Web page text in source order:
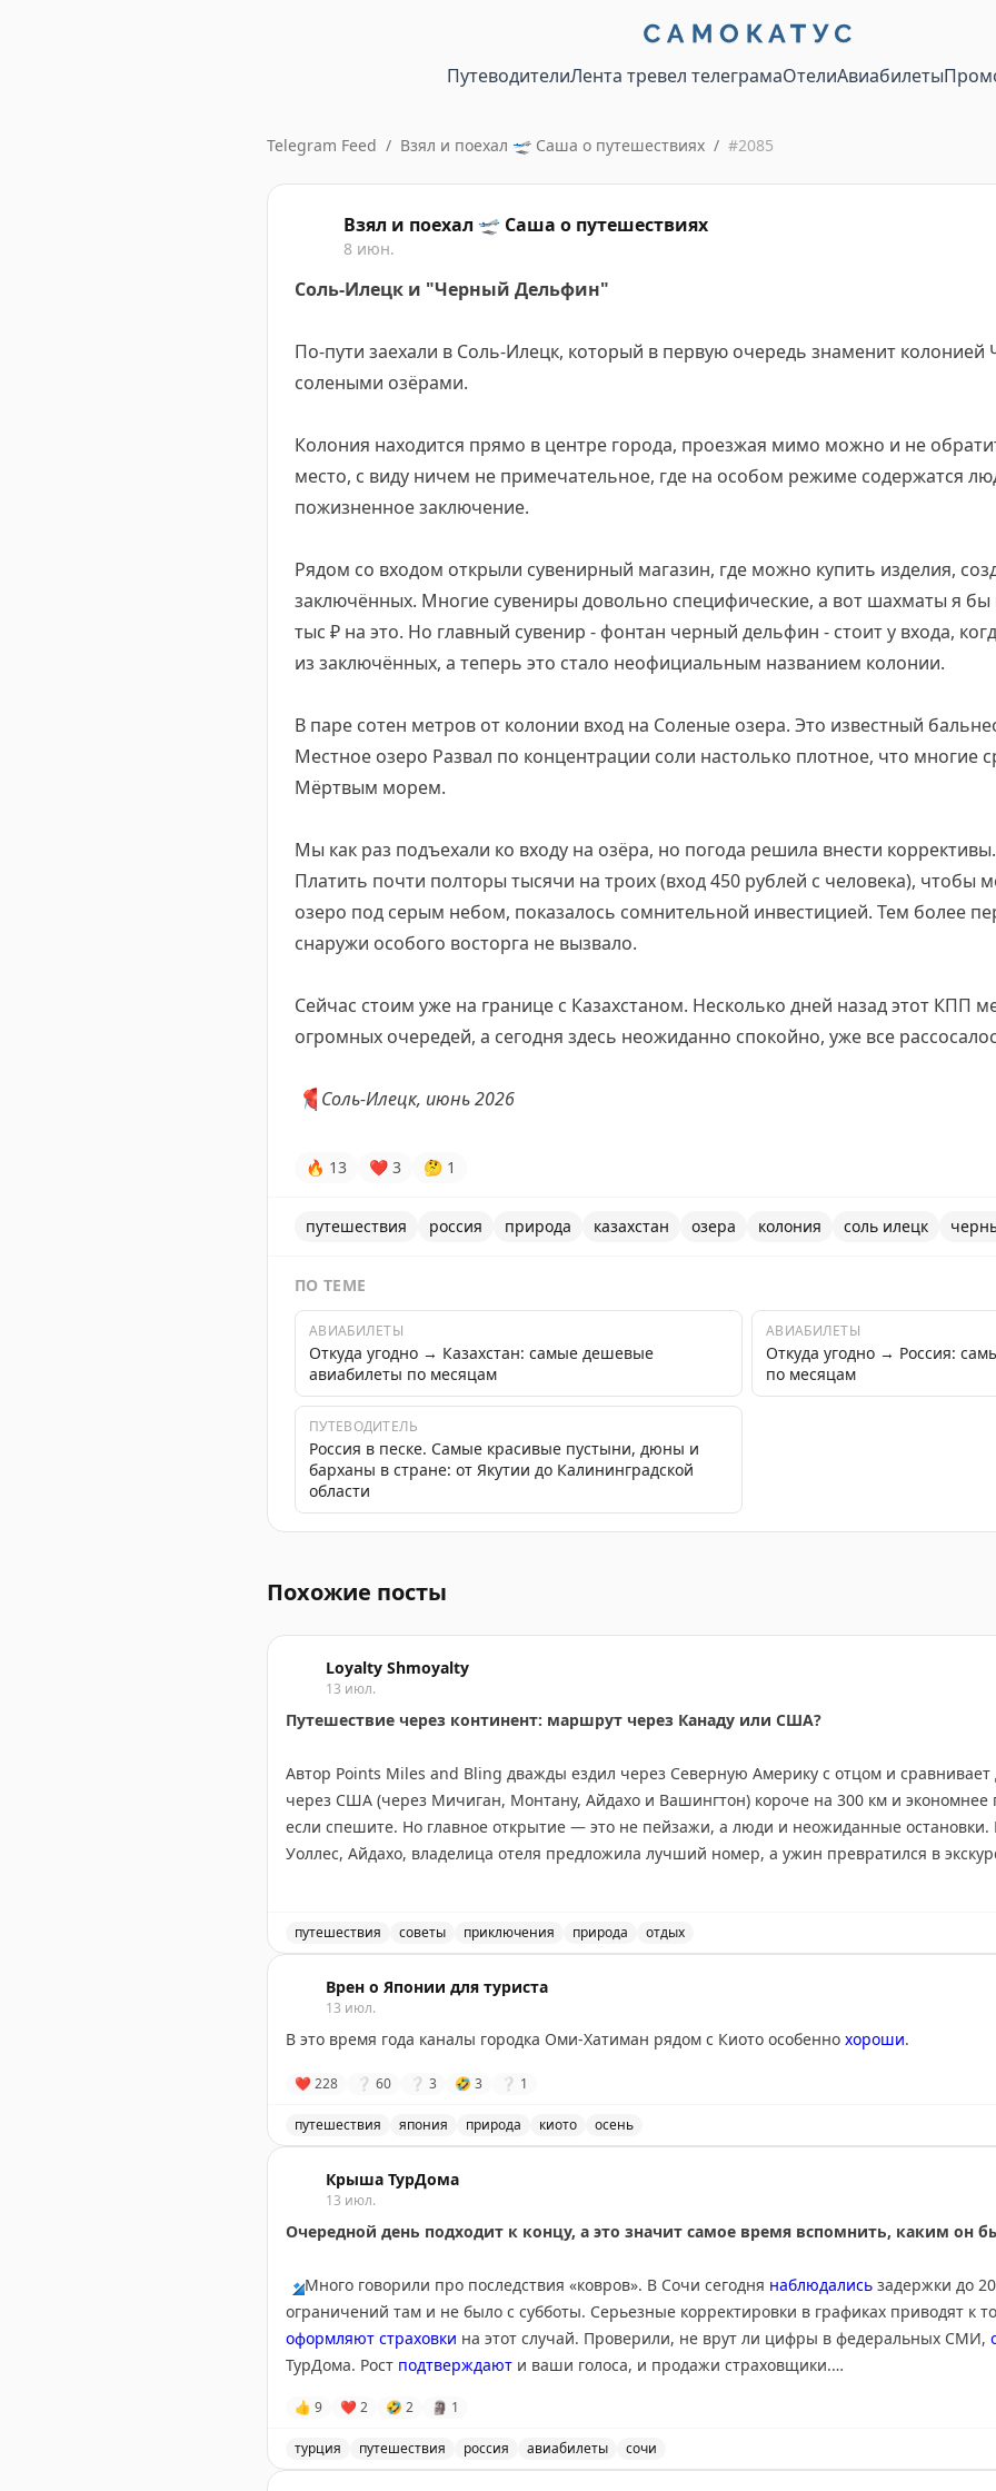
ПутеводителиЛента тревел телеграмаОтелиАвиабилеты
Telegram Feed / Взял и поехал 🛫 Саша о путешествиях / #2085
Взял и поехал 🛫 Саша о путешествиях
8 июн.
Соль-Илецк и "Черный Дельфин"
По-пути заехали в Соль-Илецк, который в первую очередь знаменит
солеными озёрами.
Колония находится прямо в центре города, проезжая мимо можно и не
место, с виду ничем не примечательное, где на особом режиме содержатся
пожизненное заключение.
Рядом со входом открыли сувенирный магазин, где можно купить изделия,
заключённых. Многие сувениры довольно специфические, а вот шахматы я бы
тыс ₽ на это. Но главный сувенир - фонтан черный дельфин - стоит у входа,
из заключённых, а теперь это стало неофициальным названием колонии.
В паре сотен метров от колонии вход на Соленые озера. Это известный
Местное озеро Развал по концентрации соли настолько плотное, что многие
Мёртвым морем.
Мы как раз подъехали ко входу на озёра, но погода решила внести
Платить почти полторы тысячи на троих (вход 450 рублей с человека), чтобы
озеро под серым небом, показалось сомнительной инвестицией. Тем более
снаружи особого восторга не вызвало.
Сейчас стоим уже на границе с Казахстаном. Несколько дней назад этот КПП
огромных очередей, а сегодня здесь неожиданно спокойно, уже все
📍 Соль-Илецк, июнь 2026
🔥 13 ❤ 3 🤔 1
путешествия россия природа казахстан озера колония соль илецк
ПО ТЕМЕ
АВИАБИЛЕТЫ
Откуда угодно → Казахстан: самые дешевые
авиабилеты по месяцам
АВИАБИЛЕТЫ
Откуда угодно → Россия:
по месяцам
ПУТЕВОДИТЕЛЬ
Россия в песке. Самые красивые пустыни, дюны и
барханы в стране: от Якутии до Калининградской
области
Похожие посты
Loyalty Shmoyalty
13 июл.
Путешествие через континент: маршрут через Канаду или США?
Автор Points Miles and Bling дважды ездил через Северную Америку с отцом и
через США (через Мичиган, Монтану, Айдахо и Вашингтон) короче на 300 км и экономнее
если спешите. Но главное открытие — это не пейзажи, а люди и неожиданные остановки.
Уоллес, Айдахо, владелица отеля предложила лучший номер, а ужин превратился в
посетив малые города вроде Вавы или Муз-Джо. Если спешите — США справедливо
оставить место для неожиданных открытий.
Points Miles and Bling
путешествия советы приключения природа отдых
Врен о Японии для туриста
13 июл.
В это время года каналы городка Оми-Хатиман рядом с Киото особенно хороши.
❤ 228 ❔ 60 ❔ 3 🤣 3 ❔ 1
путешествия япония природа киото осень
Крыша ТурДома
13 июл.
Очередной день подходит к концу, а это значит самое время вспомнить, каким он
🔹Много говорили про последствия «ковров». В Сочи сегодня наблюдались задержки до
ограничений там и не было с субботы. Серьезные корректировки в графиках приводят к
оформляют страховки на этот случай. Проверили, не врут ли цифры в федеральных СМИ,
ТурДома. Рост подтверждают и ваши голоса, и продажи страховщики.
🔹Другая тема, получившая много внимания в СМИ – утром разбирались в
Holiday Beach Club 5* в Турции. Уже во второй половине дня Минздрав Турции
выписаны из больницы.
👍 9 ❤ 2 🤣 2 🗿 1
турция путешествия россия авиабилеты сочи